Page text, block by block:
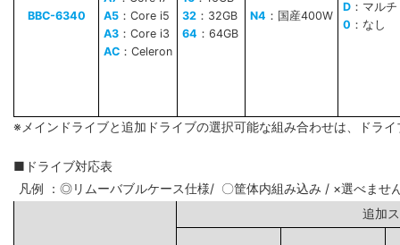
BBC-6340
A5 ：Core i5
A3 ：Core i3
AC ：Celeron
32 ：32GB
64 ：64GB
N4 ：国産400W
D ：マル
0 ：なし
※メインドライブと追加ドライブの選択可能な組み合わせは、ドラ
■ドライブ対応表
凡例 ：◎リムーバブルケース仕様/ 〇筐体内組み込み / ×選べませ
追